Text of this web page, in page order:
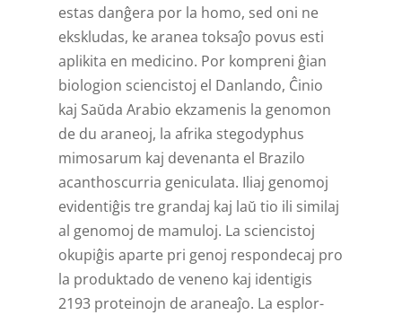
estas danĝera por la homo, sed oni ne
ekskludas, ke aranea toksaĵo povus esti
aplikita en medicino. Por kompreni ĝian
biologion sciencistoj el Danlando, Ĉinio
kaj Saŭda Arabio ekzamenis la genomon
de du araneoj, la afrika stegodyphus
mimosarum kaj devenanta el Brazilo
acanthoscurria geniculata. Iliaj genomoj
evidentiĝis tre grandaj kaj laŭ tio ili similaj
al genomoj de mamuloj. La sciencistoj
okupiĝis aparte pri genoj respondecaj pro
la produktado de veneno kaj identigis
2193 proteinojn de araneaĵo. La esplor­